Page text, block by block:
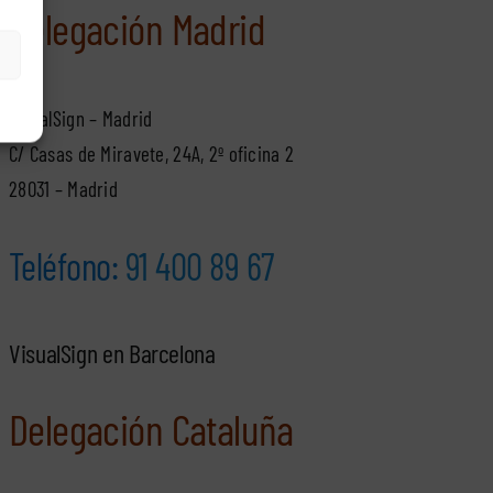
Delegación Madrid
VisualSign – Madrid
C/ Casas de Miravete, 24A, 2º oficina 2
28031 – Madrid
Teléfono:91 400 89 67
VisualSign en Barcelona
Delegación Cataluña